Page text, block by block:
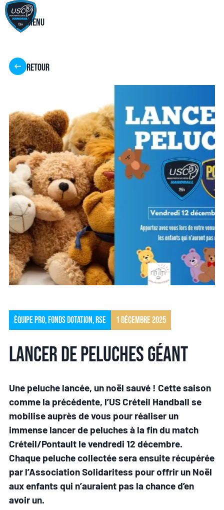
Menu
Retour
Équipe pro, Fonds Dotation, RSE 1 décembre 2025
Lancer de peluches géant
Une peluche lancée, un noël sauvé ! Cette saison
comme la précédente, l’US Créteil Handball se
mobilise auprès de vous pour réaliser un
immense lancer de peluches à la fin du match
Créteil/Pontault le vendredi 12 décembre.
Chaque peluche collectée sera ensuite récupérée
par l’Association Solidaritess pour offrir un Noël
aux enfants qui n’auraient pas la chance d’en
avoir un.